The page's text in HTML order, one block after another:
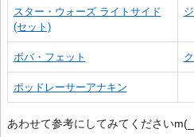
スター・ウォーズ ライトサイド
(セット)
ボバ・フェット
ポッドレーサーアナキン
あわせて参考にしてみてください